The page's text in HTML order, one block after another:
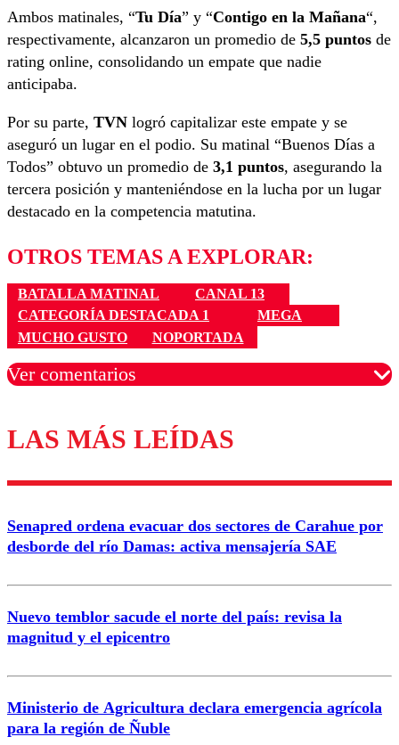
Ambos matinales, “Tu Día” y “Contigo en la Mañana“,
respectivamente, alcanzaron un promedio de 5,5 puntos de
rating online, consolidando un empate que nadie
anticipaba.
Por su parte, TVN logró capitalizar este empate y se
aseguró un lugar en el podio. Su matinal “Buenos Días a
Todos” obtuvo un promedio de 3,1 puntos, asegurando la
tercera posición y manteniéndose en la lucha por un lugar
destacado en la competencia matutina.
OTROS TEMAS A EXPLORAR:
BATALLA MATINAL
CANAL 13
CATEGORÍA DESTACADA 1
MEGA
MUCHO GUSTO
NOPORTADA
Ver comentarios
Los comentarios son moderados para garantizar un
diálogo respetuoso.
Correo
LAS MÁS LEÍDAS
Senapred ordena evacuar dos sectores de Carahue por
desborde del río Damas: activa mensajería SAE
Nuevo temblor sacude el norte del país: revisa la
magnitud y el epicentro
Ministerio de Agricultura declara emergencia agrícola
para la región de Ñuble